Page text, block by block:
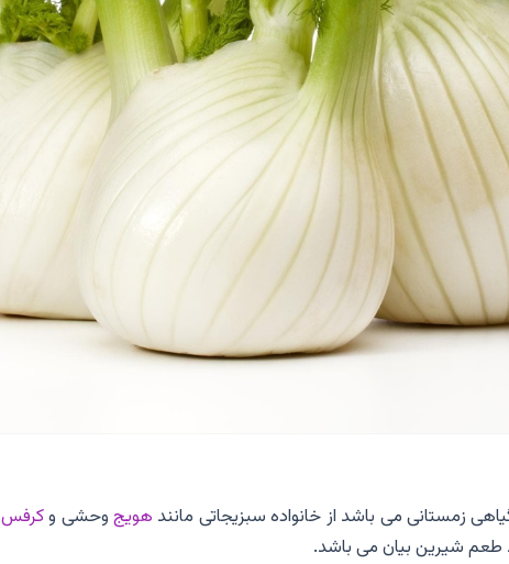
گیاهی زمستانی می باشد از خانواده سبزیجاتی مانند هویجوحشی وکرفس
طعم شیرین بیان می باشد.